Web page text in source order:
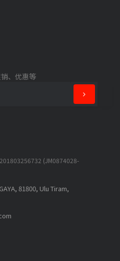
、优惠等
201803256732 (JM0874028-
81800, Ulu Tiram,